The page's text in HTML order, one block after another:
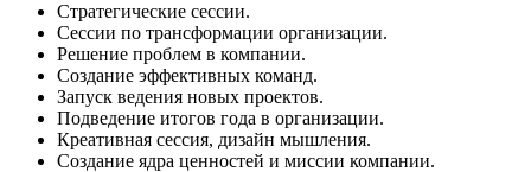
Стратегические сессии.
Сессии по трансформации организации.
Решение проблем в компании.
Создание эффективных команд.
Запуск ведения новых проектов.
Подведение итогов года в организации.
Креативная сессия, дизайн мышления.
Создание ядра ценностей и миссии компании.